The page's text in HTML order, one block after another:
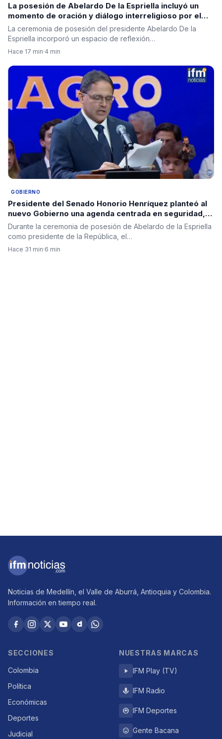
La posesión de Abelardo De la Espriella incluyó un
momento de oración y diálogo interreligioso por el
futuro de Colombia
La ceremonia de posesión del presidente Abelardo De la
Espriella incorporó un espacio de reflexión…
Hace 17 min·4 min
GOBIERNO
Presidente del Senado Honorio Henríquez planteó al
nuevo Gobierno una agenda centrada en seguridad,
salud, economía y lucha contra la corrupción
Durante la ceremonia de posesión de Abelardo de la Espriella
como presidente de la República, el…
Hace 31 min·6 min
Noticias de Medellín, el Valle de Aburrá, Antioquia y Colombia.
Información en tiempo real.
SECCIONES
Colombia
Política
Económicas
Deportes
Judicial
NUESTRAS MARCAS
IFM Play (TV)
IFM Radio
IFM Deportes
Gente Bacana